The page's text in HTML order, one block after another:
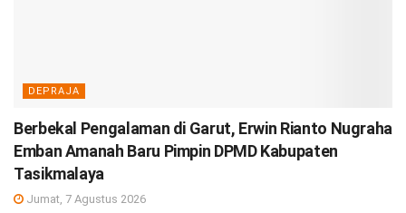
DEPRAJA
Berbekal Pengalaman di Garut, Erwin Rianto Nugraha
Emban Amanah Baru Pimpin DPMD Kabupaten
Tasikmalaya
Jumat, 7 Agustus 2026